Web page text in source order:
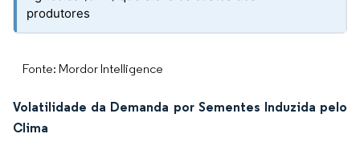
produtores
Fonte: Mordor Intelligence
Volatilidade da Demanda por Sementes Induzida pelo
Clima